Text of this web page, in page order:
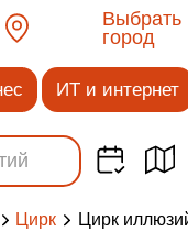
Выбрать
город
ИТ и интернет
Цирк Цирк